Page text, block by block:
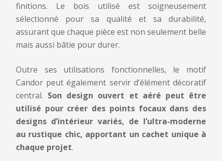
Message
Politique de confidentialité
En soumettant ce formulaire, j'accepte la
politique de
confidentialité
Ces champs sont obligatoires
finitions. Le bois utilisé est soigneusement
sélectionné pour sa qualité et sa durabilité,
assurant que chaque pièce est non seulement belle
mais aussi bâtie pour durer.
Outre ses utilisations fonctionnelles, le motif
Candor peut également servir d’élément décoratif
central. Son design ouvert et aéré peut être
utilisé pour créer des points focaux dans des
designs d’intérieur variés, de l’ultra-moderne
au rustique chic, apportant un cachet unique à
chaque projet.